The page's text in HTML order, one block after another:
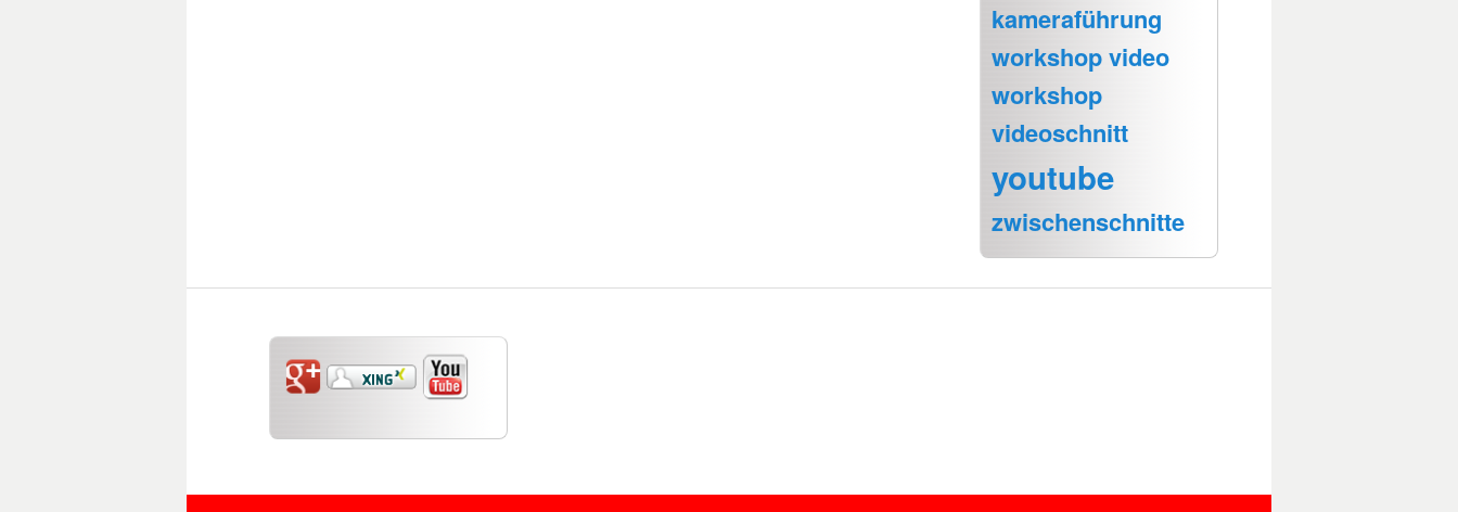
kameraführung
workshop video
workshop
videoschnitt
youtube
zwischenschnitte